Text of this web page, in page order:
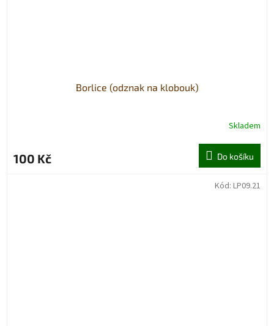
Borlice (odznak na klobouk)
Skladem
100 Kč Do košíku
Kód: LP09.21